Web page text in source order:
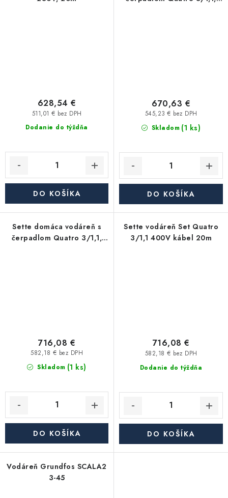
Dodanie do týždňa
511,01 € bez DPH
628,54 €
DO KOŠÍKA
Skladom (1 ks)
545,23 € bez DPH
670,63 €
DO KOŠÍKA
Sette domáca vodáreň s
čerpadlom Quatro 3/1,1,
Skladom (1 ks)
582,18 € bez DPH
716,08 €
DO KOŠÍKA
Sette vodáreň Set Quatro
3/1,1 400V kábel 20m
Dodanie do týždňa
582,18 € bez DPH
716,08 €
DO KOŠÍKA
Vodáreň Grundfos SCALA2
3-45